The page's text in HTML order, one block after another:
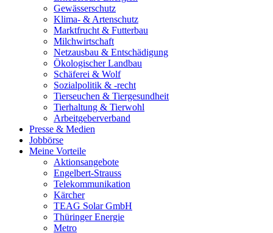
Gewässerschutz
Klima- & Artenschutz
Marktfrucht & Futterbau
Milchwirtschaft
Netzausbau & Entschädigung
Ökologischer Landbau
Schäferei & Wolf
Sozialpolitik & -recht
Tierseuchen & Tiergesundheit
Tierhaltung & Tierwohl
Arbeitgeberverband
Presse & Medien
Jobbörse
Meine Vorteile
Aktionsangebote
Engelbert-Strauss
Telekommunikation
Kärcher
TEAG Solar GmbH
Thüringer Energie
Metro